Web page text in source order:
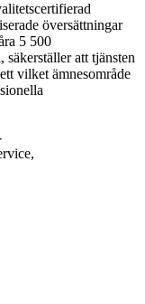
översättningar
5 500
säkerställer att tjänsten
vilket ämnesområde